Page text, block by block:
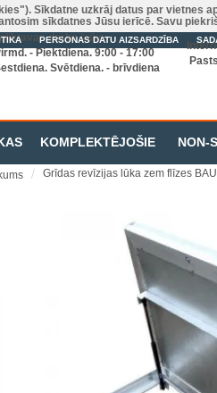
Sīkdatne uzkrāj datus par vietnes
sīkdatnes Jūsu ierīcē. Savu
PERSONAS DATU AIZSARDZĪBA
darba laiks
- Piektdiena. 9:00 - 17:00
Svētdiena. - brīvdiena
KOMPLEKTĒJOŠIE NON-
Grīdas revīzijas lūka zem flīzes